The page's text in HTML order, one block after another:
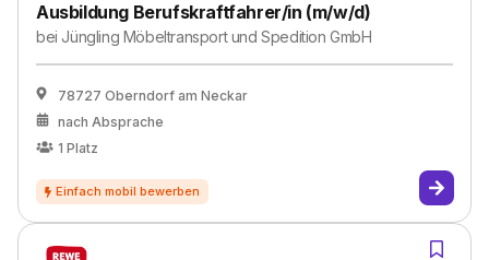
Ausbildung Berufskraftfahrer/in (m/w/d)
bei Jüngling Möbeltransport und Spedition GmbH
78727 Oberndorf am Neckar
nach Absprache
1 Platz